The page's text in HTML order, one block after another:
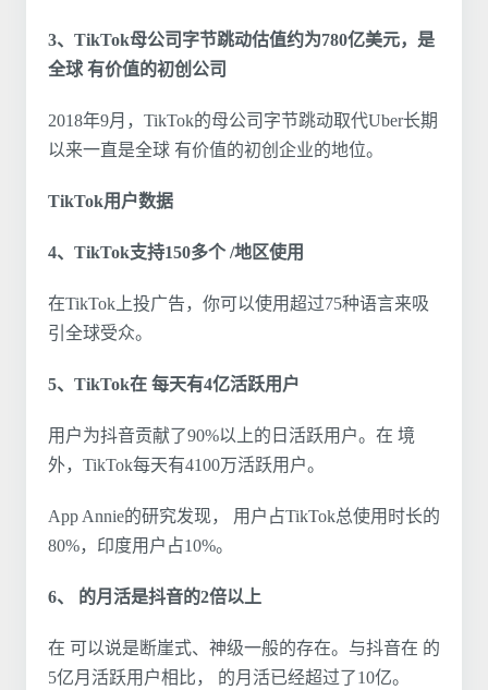
3、TikTok母公司字节跳动估值约为780亿美元，是
全球 有价值的初创公司
2018年9月，TikTok的母公司字节跳动取代Uber长期
以来一直是全球 有价值的初创企业的地位。
TikTok用户数据
4、TikTok支持150多个 /地区使用
在TikTok上投广告，你可以使用超过75种语言来吸
引全球受众。
5、TikTok在 每天有4亿活跃用户
用户为抖音贡献了90%以上的日活跃用户。在 境
外，TikTok每天有4100万活跃用户。
App Annie的研究发现， 用户占TikTok总使用时长的
80%，印度用户占10%。
6、 的月活是抖音的2倍以上
在 可以说是断崖式、神级一般的存在。与抖音在 的
5亿月活跃用户相比， 的月活已经超过了10亿。